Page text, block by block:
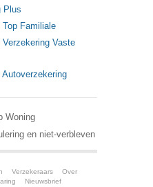
Plus
Familiale
Vaste
Woning
en niet-verbleven
Verzekeraars
Over
Nieuwsbrief